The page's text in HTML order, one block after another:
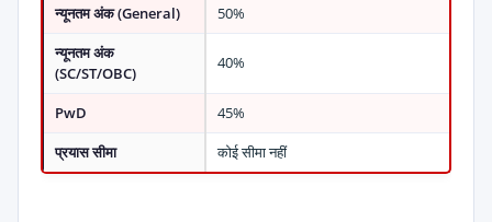
न्यूनतम अंक (General)
50%
न्यूनतम अंक
(SC/ST/OBC)
40%
PwD
45%
प्रयास सीमा
कोई सीमा नहीं